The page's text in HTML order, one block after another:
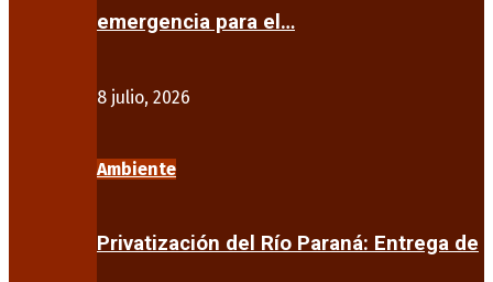
emergencia para el…
8 julio, 2026
Ambiente
Privatización del Río Paraná: Entrega de